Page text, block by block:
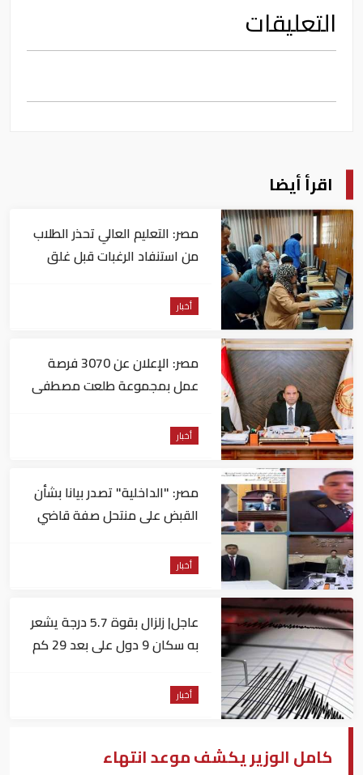
التعليقات
اقرأ أيضا
مصر: التعليم العالي تحذر الطلاب
من استنفاد الرغبات قبل غلق
أخبار
مصر: الإعلان عن 3070 فرصة
عمل بمجموعة طلعت مصطفى
أخبار
مصر: "الداخلية" تصدر بيانا بشأن
القبض على منتحل صفة قاضي
أخبار
عاجل| زلزال بقوة 5.7 درجة يشعر
به سكان 9 دول على بعد 29 كم
أخبار
كامل الوزير يكشف موعد انتهاء